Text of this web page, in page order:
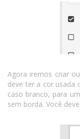
Agora iremos criar
deve ter a cor usada
caso branco, para
sem borda. Você